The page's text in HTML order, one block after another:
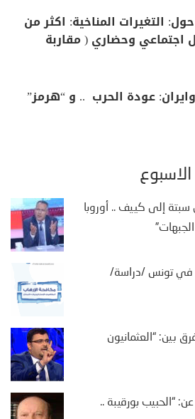
التغيرات المناخية: اكثر من
اجتماعي وحضاري ( مقاربة
عودة الحرب .. و “هرمز”
الأسبوع
إلى كييف .. أوروبا
في تونس /دراسة/
بين: “العثمانيون
“الحبيب بورقيبة ..